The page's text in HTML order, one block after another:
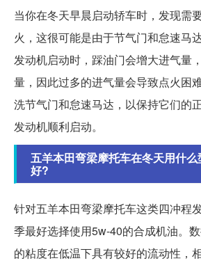
当你在冬天早晨启动轿车时，发现需
火，这很可能是由于节气门和怠速马
发动机启动时，踩油门会增大进气量
量，因此过多的进气量会导致点火困
洗节气门和怠速马达，以保持它们的
发动机顺利启动。
五羊本田弯梁摩托车在冬天用什
好?
针对五羊本田弯梁摩托车这类四冲程
季最好选择使用5w-40的合成机油。
的粘度在低温下具有较好的流动性，